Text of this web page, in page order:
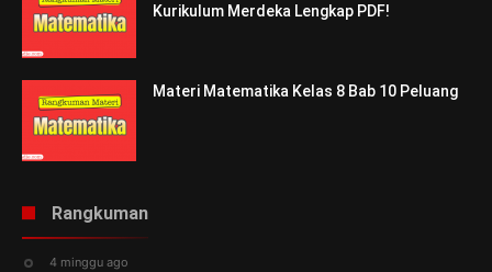
Kurikulum Merdeka Lengkap PDF!
Materi Matematika Kelas 8 Bab 10 Peluang
Rangkuman
4 minggu ago